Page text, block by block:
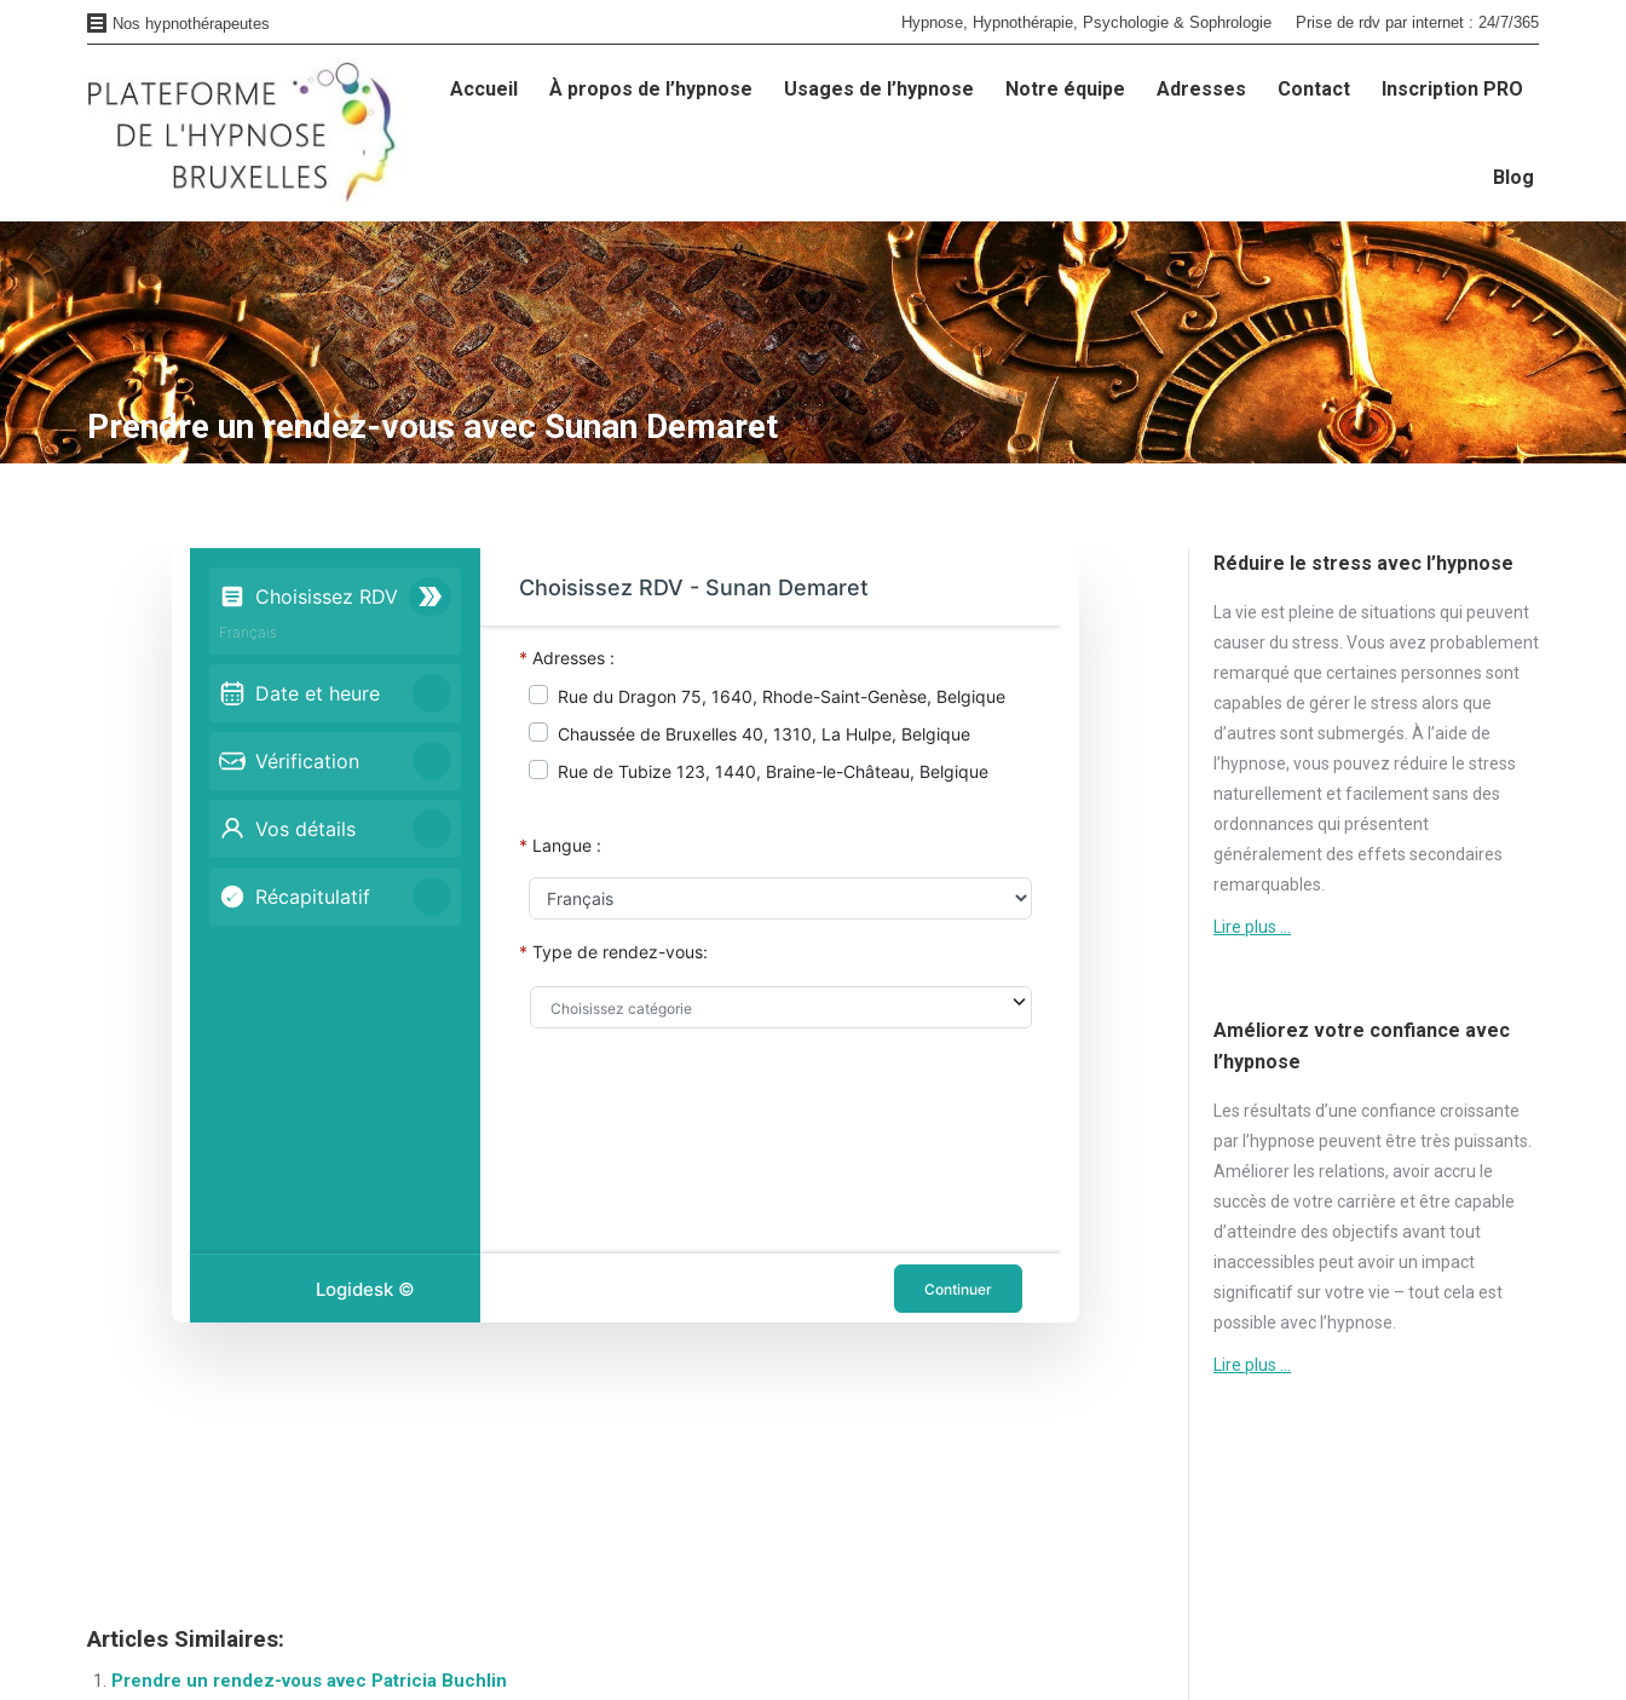
Nos hypnothérapeutes Hypnose, Hypnothérapie, Psychologie & Sophrologie Prise de rdv par internet : 24/7/365
Accueil À propos de l’hypnose Usages de l’hypnose Notre équipe Adresses Contact Inscription PRO
Blog
Prendre un rendez-vous avec Sunan Demaret
Articles Similaires:
Prendre un rendez-vous avec Patricia Buchlin
Réduire le stress avec l’hypnose
La vie est pleine de situations qui peuvent
causer du stress. Vous avez probablement
remarqué que certaines personnes sont
capables de gérer le stress alors que
d’autres sont submergés. À l’aide de
l’hypnose, vous pouvez réduire le stress
naturellement et facilement sans des
ordonnances qui présentent
généralement des effets secondaires
remarquables.
Lire plus …
Améliorez votre confiance avec
l’hypnose
Les résultats d’une confiance croissante
par l’hypnose peuvent être très puissants.
Améliorer les relations, avoir accru le
succès de votre carrière et être capable
d’atteindre des objectifs avant tout
inaccessibles peut avoir un impact
significatif sur votre vie – tout cela est
possible avec l’hypnose.
Lire plus …
Accueil À propos de l’hypnose Usages de l’hypnose Notre équipe Adresses Contact Inscription PRO